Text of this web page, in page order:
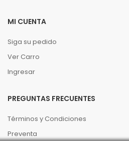
MI CUENTA
Siga su pedido
Ver Carro
Ingresar
PREGUNTAS FRECUENTES
Términos y Condiciones
Preventa